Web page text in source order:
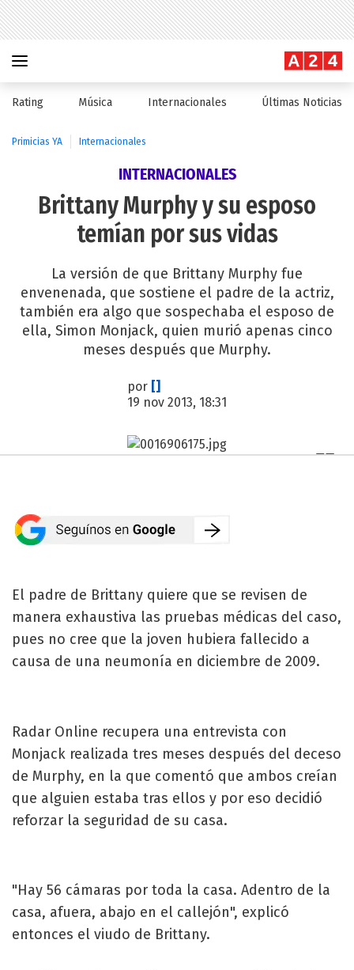
Rating Música Internacionales Últimas Noticias
Primicias YA Internacionales
INTERNACIONALES
Brittany Murphy y su esposo
temían por sus vidas
La versión de que Brittany Murphy fue
envenenada, que sostiene el padre de la actriz,
también era algo que sospechaba el esposo de
ella, Simon Monjack, quien murió apenas cinco
meses después que Murphy.
por []
19 nov 2013, 18:31
El padre de Brittany quiere que se revisen de
manera exhaustiva las pruebas médicas del caso,
pues no cree que la joven hubiera fallecido a
causa de una neumonía en diciembre de 2009.
Radar Online recupera una entrevista con
Monjack realizada tres meses después del deceso
de Murphy, en la que comentó que ambos creían
que alguien estaba tras ellos y por eso decidió
reforzar la seguridad de su casa.
"Hay 56 cámaras por toda la casa. Adentro de la
casa, afuera, abajo en el callejón", explicó
entonces el viudo de Brittany.